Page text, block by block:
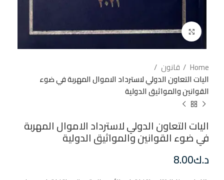
إضغط للتكبير
Home
قانون
اليات التعاون الدولي لاسترداد الاموال المهربة في ضوء
القوانين والمواثيق الدولية
اليات التعاون الدولي لاسترداد الاموال المهربة
في ضوء القوانين والمواثيق الدولية
د.ك8.00